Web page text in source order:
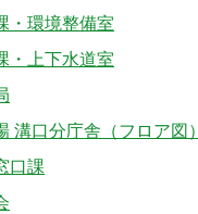
・環境整備室
・上下水道室
溝口分庁舎（フロア図）
口課